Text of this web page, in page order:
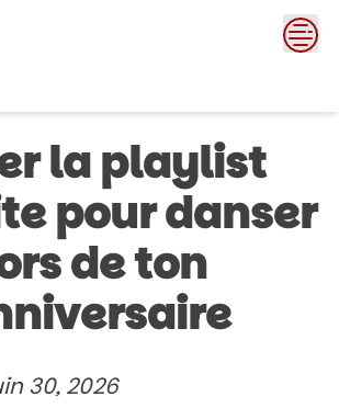
la playlist
pour danser
de ton
30, 2026